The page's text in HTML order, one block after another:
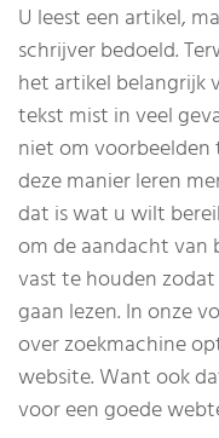
U leest een artikel,
schrijver bedoeld.
het artikel belangrijk
tekst mist in veel
niet om voorbeelden
deze manier leren
dat is wat u wilt
om de aandacht van
vast te houden
gaan lezen. In onze
over zoekmachine
website. Want ook
voor een goede